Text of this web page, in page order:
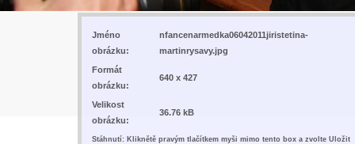
Jméno
obrázku:
nfancenarmedka06042011jiristetina-
martinrysavy.jpg
Formát
obrázku:
640 x 427
Velikost
obrázku:
36.76 kB
Stáhnutí: Kliknětě pravým tlačítkem myši mimo tento box a zvolte Uložit